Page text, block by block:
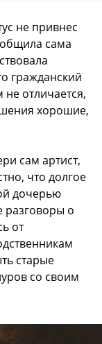
не привнес
сама
гражданский
отличается,
хорошие,
сам артист,
что долгое
дочерью
разговоры о
от
старые
со своим